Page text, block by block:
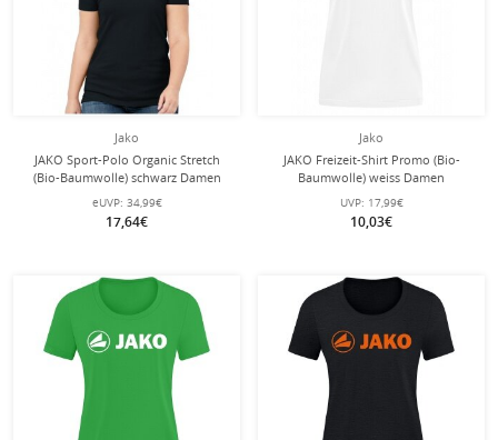
Jako
JAKO Sport-Polo Organic Stretch
(Bio-Baumwolle) schwarz Damen
eUVP: 34,99€
17,64€
Jako
JAKO Freizeit-Shirt Promo (Bio-
Baumwolle) weiss Damen
UVP: 17,99€
10,03€